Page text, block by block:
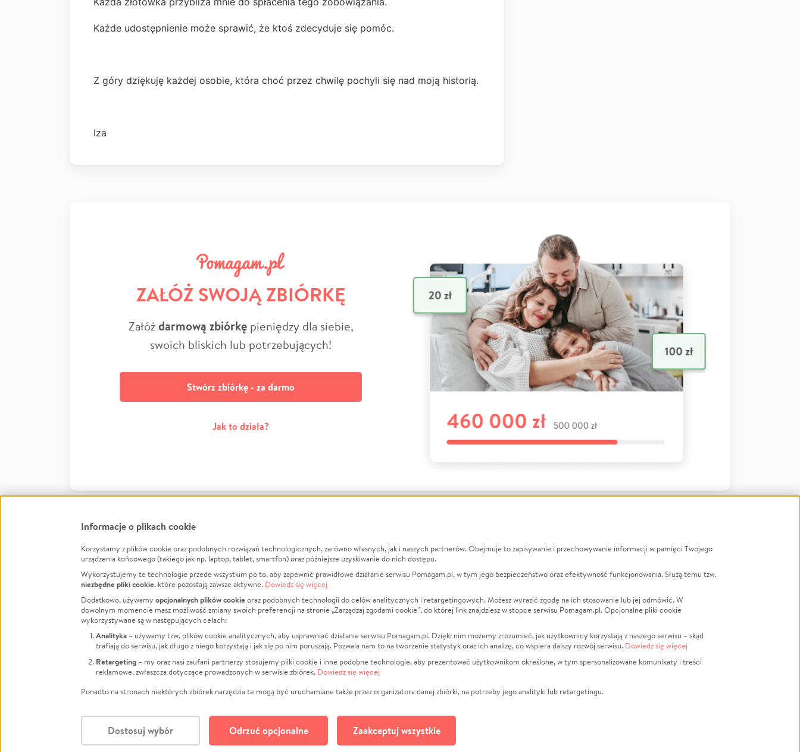
Każde udostępnienie może sprawić, że ktoś zdecyduje się pomóc.
Z góry dziękuję każdej osobie, która choć przez chwilę pochyli się nad moją historią.
Iza
ZAŁÓŻ SWOJĄ ZBIÓRKĘ
Załóżdarmową zbiórkępieniędzy dla siebie,
swoich bliskich lub potrzebujących!
Stwórz zbiórkę - za darmo
Jak to działa?
FacebookTwitter Instagram
LinkedInTikTok Youtube
Informacje
Jak to działa?
Regulamin
Polityka Prywatności
Kontakt
Porównanie serwisów
Polityka plików cookie
Zarządzaj zgodami cookie
O nas
Opinie
Raporty
Za darmo
Dla NGO
Fundacja Pomagam.pl
Zbieraj na
Leczenie
Zwierzęta
Pożar
Sport
Pomoc Finansowa
Pogrzeb
LGBTQ+
Powódź
Wichura
Religia
Edukacja
Polski
Informacje o plikach cookie
Korzystamy z plików cookie oraz podobnych rozwiązań technologicznych, zarówno własnych, jak i naszych partnerów. Obejmuje to zapisywanie i przechowywanie informacji w pamięci Twojego
urządzenia końcowego (takiego jak np. laptop, tablet, smartfon) oraz późniejsze uzyskiwanie do nich dostępu.
Wykorzystujemy te technologie przede wszystkim po to, aby zapewnić prawidłowe działanie serwisu Pomagam.pl, w tym jego bezpieczeństwo oraz efektywność funkcjonowania. Służą temu tzw.
niezbędne pliki cookie, które pozostają zawsze aktywne. Dowiedz się więcej
Dodatkowo, używamy opcjonalnych plików cookieoraz podobnych technologii do celów analitycznych i retargetingowych. Możesz wyrazić zgodę na ich stosowanie lub jej odmówić. W
dowolnym momencie masz możliwość zmiany swoich preferencji na stronie „Zarządzaj zgodami cookie”, do której link znajdziesz w stopce serwisu Pomagam.pl. Opcjonalne pliki cookie
wykorzystywane są w następujących celach:
Analityka – używamy tzw. plików cookie analitycznych, aby usprawniać działanie serwisu Pomagam.pl. Dzięki nim możemy zrozumieć, jak użytkownicy korzystają z naszego serwisu – skąd
trafiają do serwisu, jak długo z niego korzystają i jak się po nim poruszają. Pozwala nam to na tworzenie statystyk oraz ich analizę, co wspiera dalszy rozwój serwisu. Dowiedz się więcej
Retargeting – my oraz nasi zaufani partnerzy stosujemy pliki cookie i inne podobne technologie, aby prezentować użytkownikom określone, w tym spersonalizowane komunikaty i treści
reklamowe, zwłaszcza dotyczące prowadzonych w serwisie zbiórek. Dowiedz się więcej
Ponadto na stronach niektórych zbiórek narzędzia te mogą być uruchamiane także przez organizatora danej zbiórki, na potrzeby jego analityki lub retargetingu.
Dostosuj wybór Odrzuć opcjonalne Zaakceptuj wszystkie